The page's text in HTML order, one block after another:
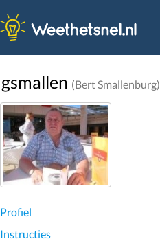
gsmallen (Bert Smallenburg)
Profiel
Instructies